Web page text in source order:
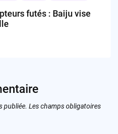
futés : Baiju vise
publiée. Les champs obligatoires